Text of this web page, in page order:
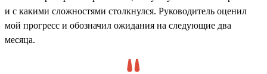
и с какими сложностями столкнулся. Руководитель оценил
мой прогресс и обозначил ожидания на следующие два
месяца.